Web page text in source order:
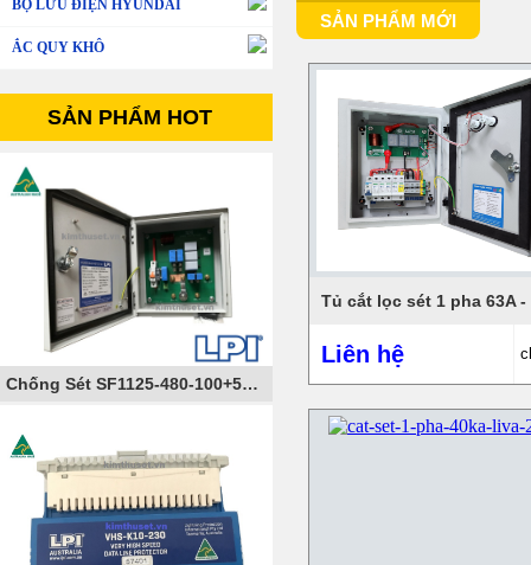
BỘ LƯU ĐIỆN HYUNDAI
ẮC QUY KHÔ
SẢN PHẨM HOT
Chống Sét SF1125-480-100+50-AIMCB
SẢN PHẨM MỚI
Liên hệ